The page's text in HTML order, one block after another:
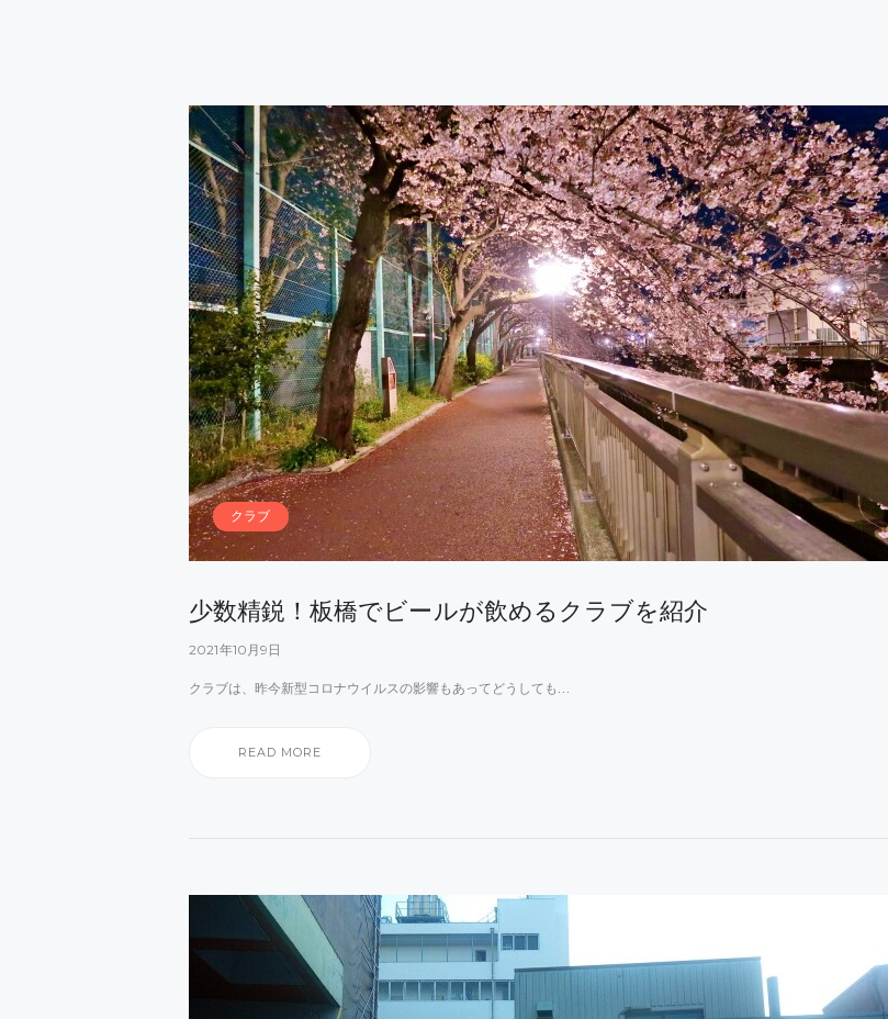
クラブ
少数精鋭！板橋でビールが飲めるクラブを紹介
2021年10月9日
クラブは、昨今新型コロナウイルスの影響もあってどうしても…
READ MORE